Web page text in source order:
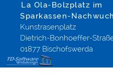
La Ola-Bolzplatz im
Sparkassen-
Kunstrasenplatz
Dietrich-Bonhoeffer-
01877 Bischofswerda